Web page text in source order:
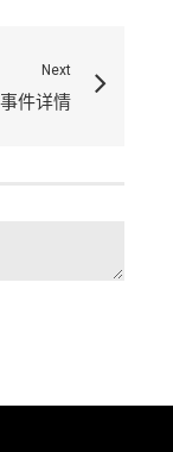
Next
事件详情